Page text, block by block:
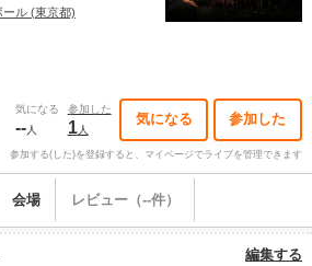
ール (東京都)
気になる
--人
参加した
1人
気になる 参加した
参加する(した)を登録すると、マイページでライブを管理できます
会場 レビュー（--件）
編集する